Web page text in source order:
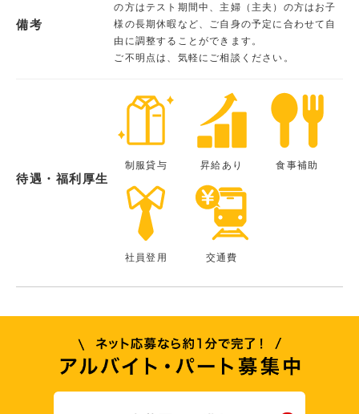
備考
の方はテスト期間中、主婦（主夫）の方はお子
様の長期休暇など、ご自身の予定に合わせて自
由に調整することができます。
ご不明点は、気軽にご相談ください。
待遇・福利厚生
制服貸与 昇給あり 食事補助
社員登用 交通費